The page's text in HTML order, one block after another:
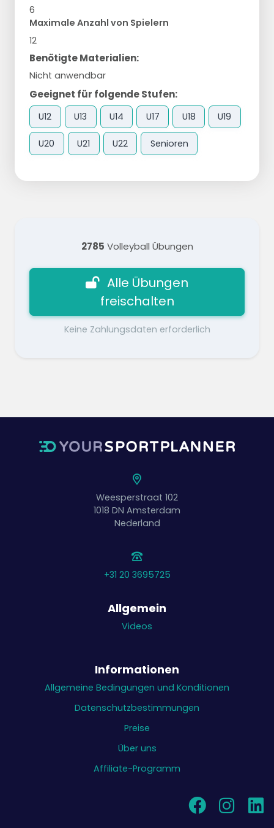
6
Maximale Anzahl von Spielern
12
Benötigte Materialien:
Nicht anwendbar
Geeignet für folgende Stufen:
U12 U13 U14 U17 U18 U19
U20 U21 U22 Senioren
2785 Volleyball Übungen
Alle Übungen
freischalten
Keine Zahlungsdaten erforderlich
Weesperstraat 102
1018 DN Amsterdam
Nederland
+31 20 3695725
Allgemein
Videos
Informationen
Allgemeine Bedingungen und Konditionen
Datenschutzbestimmungen
Preise
Über uns
Affiliate-Programm